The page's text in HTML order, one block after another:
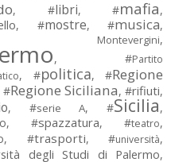
, #libri, #mafia,
, #mostre, #musica,
Montevergini,
, #Partito
, #politica, #Regione
#Regione Siciliana, #rifiuti,
, #serie A, #Sicilia,
, #spazzatura, #teatro,
, #trasporti, #università,
degli Studi di Palermo,